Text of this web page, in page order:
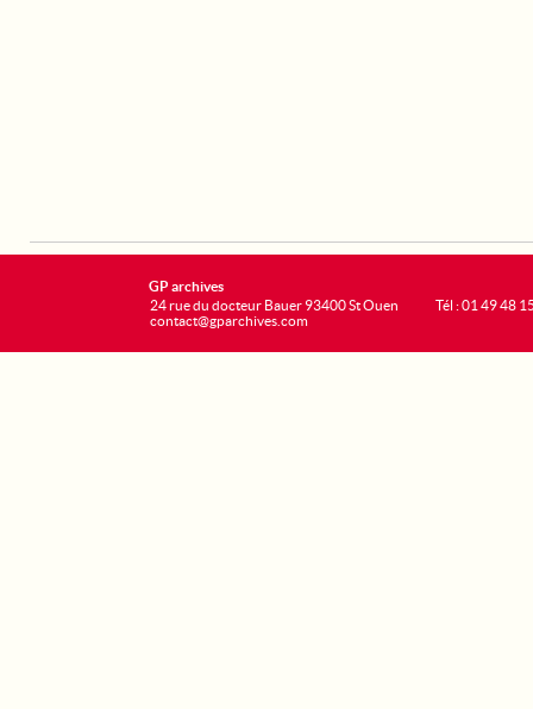
GP archives
24 rue du docteur Bauer 93400 St Ouen
contact@gparchives.com
Tél : 01 49 48